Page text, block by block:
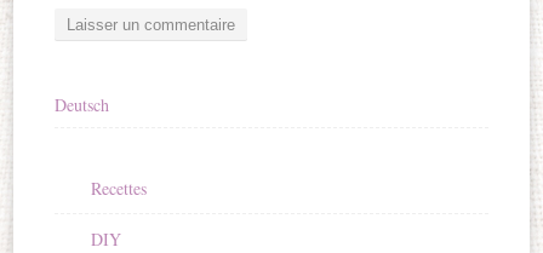
Deutsch
Recettes
DIY